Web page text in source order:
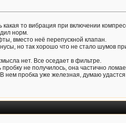
какая то вибрация при включении
норм.
вместо неё перепускной клапан.
но так хорошо что не стало шумов
нет. Все оседает в фильтре.
не получилось, она частично
нем пробка уже железная, думаю